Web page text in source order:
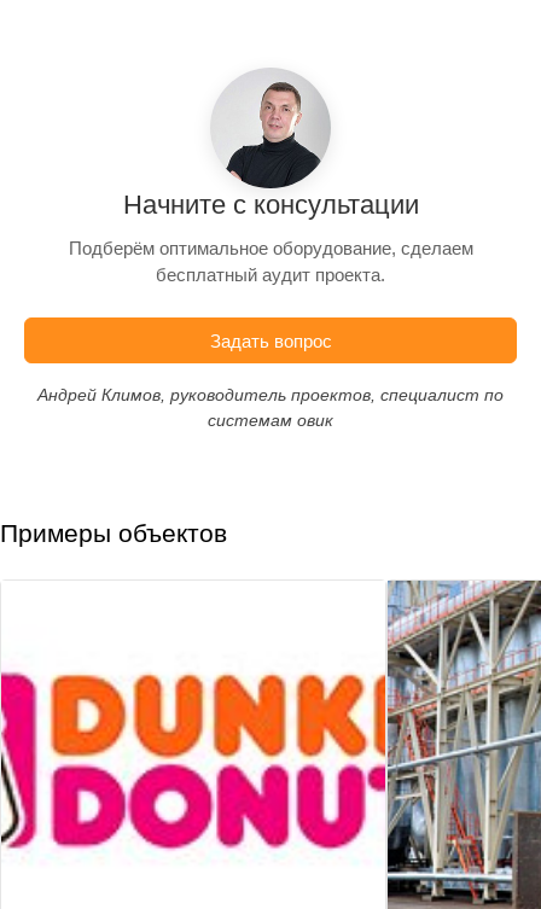
Начните с консультации
Подберём оптимальное оборудование, сделаем
бесплатный аудит проекта.
Задать вопрос
Андрей Климов, руководитель проектов, специалист по
системам овик
Примеры объектов